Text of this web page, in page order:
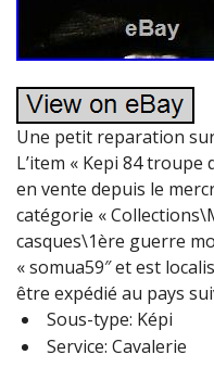
Une petit reparation
L’item « Kepi 84 troupe
en vente depuis le
catégorie «
casques\1ère guerre
« somua59″ et est
être expédié au pays
Sous-type: Képi
Service: Cavalerie